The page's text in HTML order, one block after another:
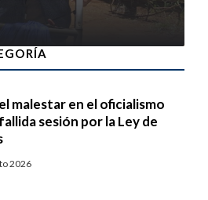
malestar en el oficialismo
sesión por la Ley de
2026